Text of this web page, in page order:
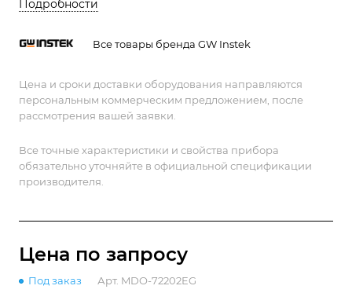
UART, CAN/LIN), регистратор данных. Интерфейсы
Подробности
Все товары бренда GW Instek
Цена и сроки доставки оборудования направляются
персональным коммерческим предложением, после
рассмотрения вашей заявки.
Все точные характеристики и свойства прибора
обязательно уточняйте в официальной спецификации
производителя.
Цена по запросу
Под заказ Арт. MDO-72202EG